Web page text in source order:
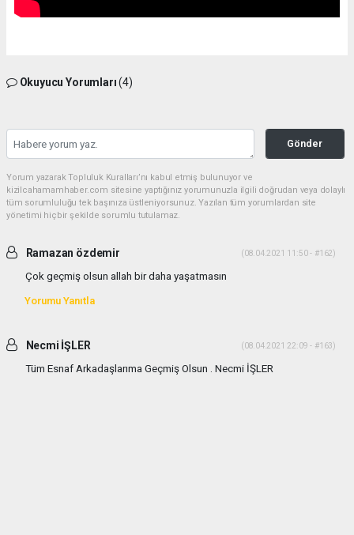
Okuyucu Yorumları(4)
Gönder
Yorum yazarak Topluluk Kuralları’nı kabul etmiş bulunuyor ve
kizilcahamamhaber.com sitesine yaptığınız yorumunuzla ilgili doğrudan veya dolaylı
tüm sorumluluğu tek başınıza üstleniyorsunuz. Yazılan tüm yorumlardan site
yönetimi hiçbir şekilde sorumlu tutulamaz.
Ramazan özdemir (08.04.2021 11:50 - #162)
Çok geçmiş olsun allah bir daha yaşatmasın
Yorumu Yanıtla
Necmi İŞLER (08.04.2021 22:09 - #163)
Tüm Esnaf Arkadaşlarıma Geçmiş Olsun . Necmi İŞLER